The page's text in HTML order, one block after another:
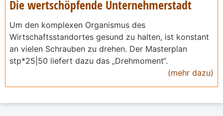
Die wertschöpfende Unternehmerstadt
Um den komplexen Organismus des
Wirtschaftsstandortes gesund zu halten, ist konstant
an vielen Schrauben zu drehen. Der Masterplan
stp*25|50 liefert dazu das „Drehmoment“.
(mehr dazu)